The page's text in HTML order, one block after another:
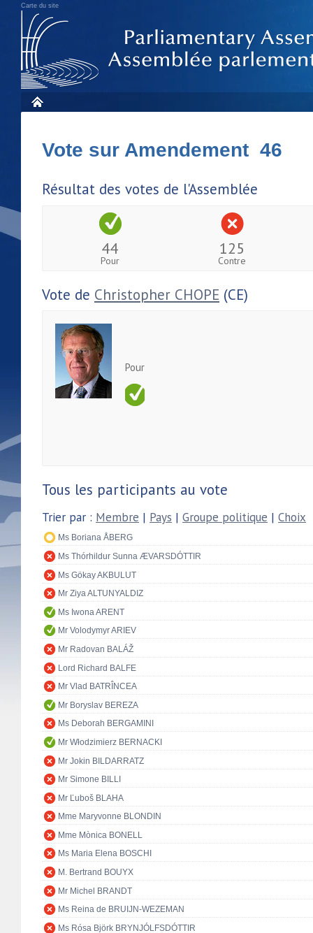
Carte du site
Vote sur Amendement 46
Résultat des votes de l'Assemblée
44
Pour
125
Contre
Vote de Christopher CHOPE (CE)
Pour
Tous les participants au vote
Trier par : Membre | Pays | Groupe politique | Choix
Ms Boriana ÅBERG
Ms Thórhildur Sunna ÆVARSDÓTTIR
Ms Gökay AKBULUT
Mr Ziya ALTUNYALDIZ
Ms Iwona ARENT
Mr Volodymyr ARIEV
Mr Radovan BALÁŽ
Lord Richard BALFE
Mr Vlad BATRÎNCEA
Mr Boryslav BEREZA
Ms Deborah BERGAMINI
Mr Włodzimierz BERNACKI
Mr Jokin BILDARRATZ
Mr Simone BILLI
Mr Ľuboš BLAHA
Mme Maryvonne BLONDIN
Mme Mònica BONELL
Ms Maria Elena BOSCHI
M. Bertrand BOUYX
Mr Michel BRANDT
Ms Reina de BRUIJN-WEZEMAN
Ms Rósa Björk BRYNJÓLFSDÓTTIR